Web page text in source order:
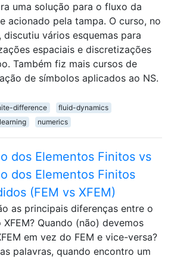
uma solução para o fluxo da
acionado pela tampa. O curso, no
discutiu vários esquemas para
espaciais e discretizações
Também fiz mais cursos de
de símbolos aplicados ao NS.
difference
fluid-dynamics
numerics
dos Elementos Finitos vs
dos Elementos Finitos
(FEM vs XFEM)
as principais diferenças entre o
XFEM? Quando (não) devemos
em vez do FEM e vice-versa?
palavras, quando encontro um